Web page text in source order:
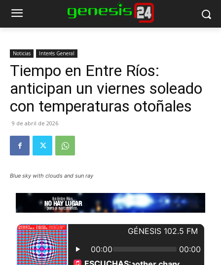
Noticias Interés General
Tiempo en Entre Ríos:
anticipan un viernes soleado
con temperaturas otoñales
9 de abril de 2026
Blue sky with clouds and sun ray